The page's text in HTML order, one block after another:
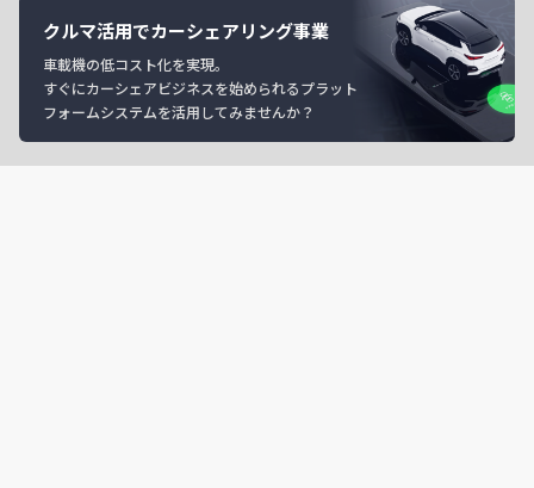
クルマ活用でカーシェアリング事業
車載機の低コスト化を実現。
すぐにカーシェアビジネスを始められるプラット
フォームシステムを活用してみませんか？